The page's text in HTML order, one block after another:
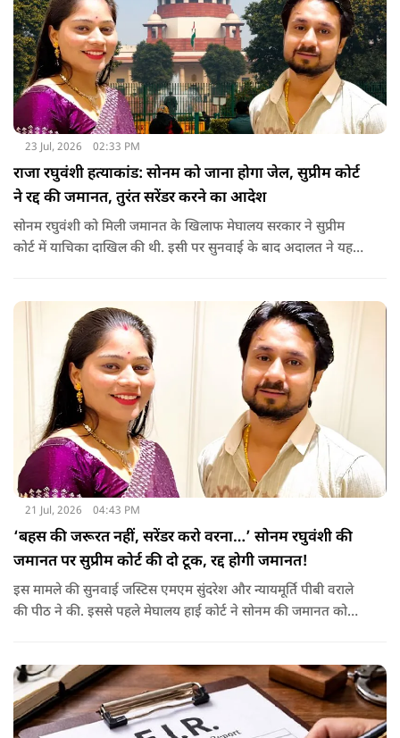
23 Jul, 2026 02:33 PM
राजा रघुवंशी हत्याकांड: सोनम को जाना होगा जेल, सुप्रीम कोर्ट
ने रद्द की जमानत, तुरंत सरेंडर करने का आदेश
सोनम रघुवंशी को मिली जमानत के खिलाफ मेघालय सरकार ने सुप्रीम
कोर्ट में याचिका दाखिल की थी. इसी पर सुनवाई के बाद अदालत ने यह
21 Jul, 2026 04:43 PM
‘बहस की जरूरत नहीं, सरेंडर करो वरना…’ सोनम रघुवंशी की
जमानत पर सुप्रीम कोर्ट की दो टूक, रद्द होगी जमानत!
इस मामले की सुनवाई जस्टिस एमएम सुंदरेश और न्यायमूर्ति पीबी वराले
की पीठ ने की. इससे पहले मेघालय हाई कोर्ट ने सोनम की जमानत को